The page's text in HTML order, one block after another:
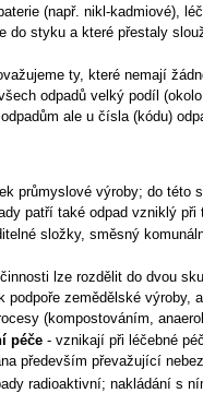
(např. nikl-kadmiové),
do styku a které přestaly
ty, které nemají
odpadů velký podíl
ale u čísla (kódu)
průmyslové výroby; do
patří také odpad vzniklý při
složky, směsný
lze rozdělit do dvou
zemědělské výroby,
(kompostováním,
péče- vznikají při léčebné
především převažující
radioaktivní; nakládání s